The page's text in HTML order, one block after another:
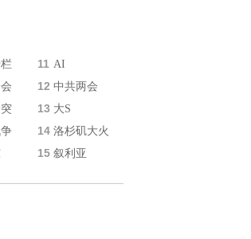
11 AI
12 中共两会
13 大S
14 洛杉矶大火
15 叙利亚